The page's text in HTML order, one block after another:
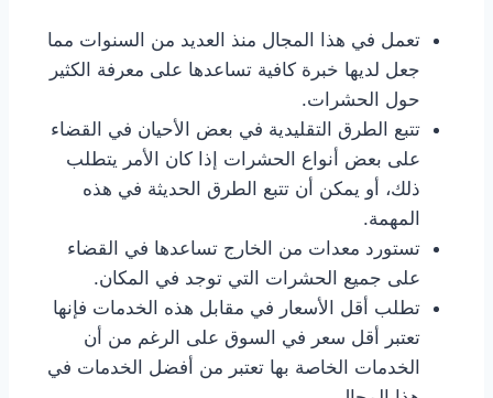
تعمل في هذا المجال منذ العديد من السنوات مما
جعل لديها خبرة كافية تساعدها على معرفة الكثير
حول الحشرات.
تتبع الطرق التقليدية في بعض الأحيان في القضاء
على بعض أنواع الحشرات إذا كان الأمر يتطلب
ذلك، أو يمكن أن تتبع الطرق الحديثة في هذه
المهمة.
تستورد معدات من الخارج تساعدها في القضاء
على جميع الحشرات التي توجد في المكان.
تطلب أقل الأسعار في مقابل هذه الخدمات فإنها
تعتبر أقل سعر في السوق على الرغم من أن
الخدمات الخاصة بها تعتبر من أفضل الخدمات في